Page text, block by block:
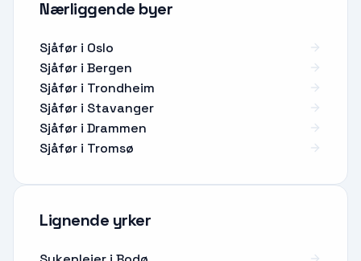
Nærliggende byer
Sjåfør i Oslo
Sjåfør i Bergen
Sjåfør i Trondheim
Sjåfør i Stavanger
Sjåfør i Drammen
Sjåfør i Tromsø
Lignende yrker